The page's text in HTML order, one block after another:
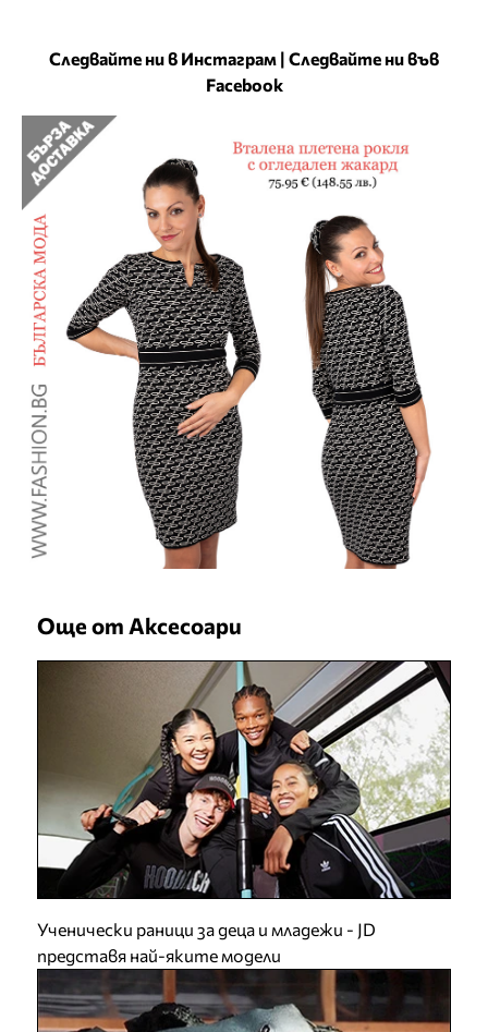
Следвайте ни в Инстаграм | Следвайте ни във
Facebook
Още от Аксесоари
Ученически раници за деца и младежи - JD
представя най-яките модели